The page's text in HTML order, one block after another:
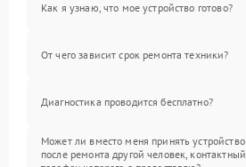
Как я узнаю, что мое устройство готово?
От чего зависит срок ремонта техники?
Диагностика проводится бесплатно?
Может ли вместо меня принять устройство
после ремонта другой человек, контактный